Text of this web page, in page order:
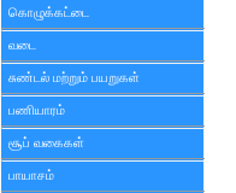
கொழுக்கட்டை
வடை
சுண்டல் மற்றும் பயறுகள்
பணியாரம்
சூப் வகைகள்
பாயாசம்